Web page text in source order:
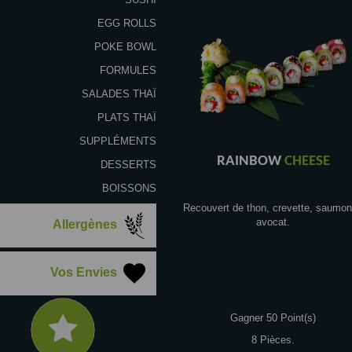
EGG ROLLS
POKE BOWL
FORMULES
SALADES THAÏ
PLATS THAÏ
SUPPLÉMENTS
DESSERTS
BOISSONS
Allergènes
Vos Envies
RAINBOWCHEESE
Recouvert de thon, crevette,
avocat.
Gagner 50 Point(s)
8 Pièces.